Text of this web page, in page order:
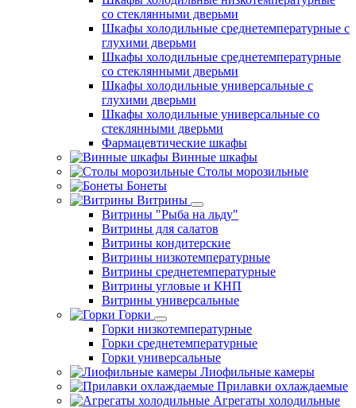
со стеклянными дверьми
Шкафы холодильные среднетемпературные с
глухими дверьми
Шкафы холодильные среднетемпературные
со стеклянными дверьми
Шкафы холодильные универсальные с
глухими дверьми
Шкафы холодильные универсальные со
стеклянными дверьми
Фармацевтические шкафы
Винные шкафы
Столы морозильные
Бонеты
Витрины
Витрины "Рыба на льду"
Витрины для салатов
Витрины кондитерские
Витрины низкотемпературные
Витрины среднетемпературные
Витрины угловые и КНП
Витрины универсальные
Горки
Горки низкотемпературные
Горки среднетемпературные
Горки универсальные
Лиофильные камеры
Прилавки охлаждаемые
Агрегаты холодильные